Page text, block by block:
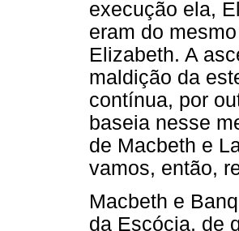
execução ela,
eram do
Elizabeth. A
maldição da
contínua, por
baseia nesse
de Macbeth e
vamos, então,
Macbeth e
da Escócia, de